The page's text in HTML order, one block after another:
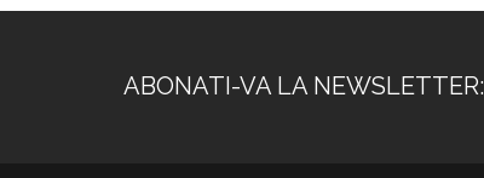
ABONATI-VA LA NEWSLETTER: